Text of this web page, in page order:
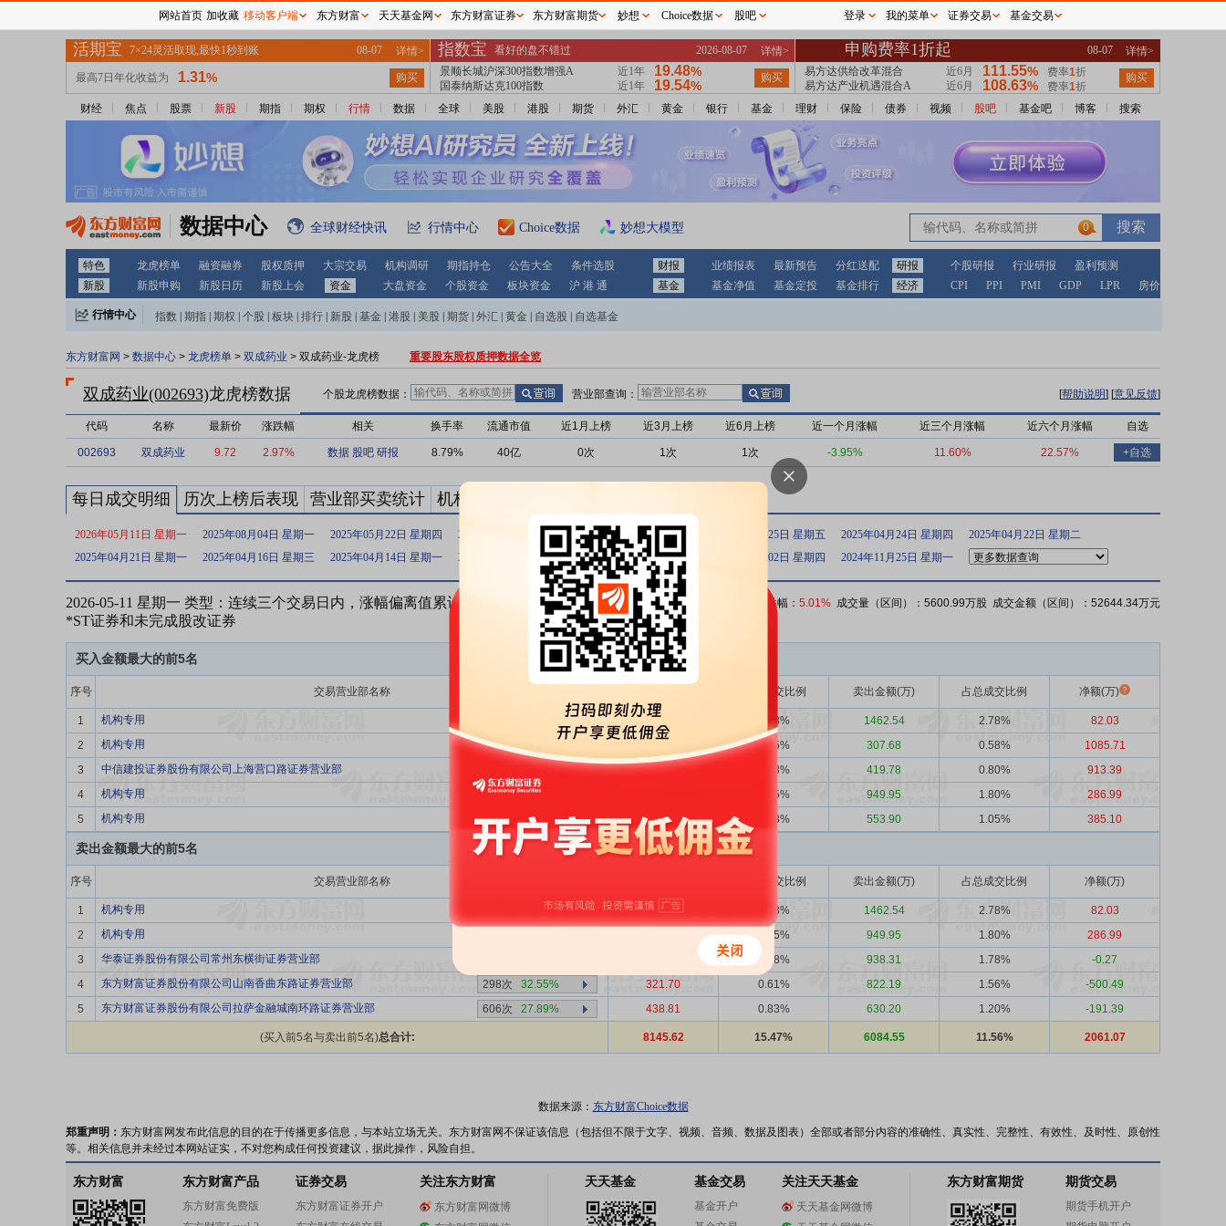
财经 焦点 股票 新股 期指 期权 行情 数据 全球 美股 港股 期货 外汇 黄金 银行 基金 理财 保险 债券 视频 股吧 基金吧 博客 搜索
数据中心 全球财经快讯 行情中心 Choice数据 妙想大模型 0
特色 龙虎榜单 融资融券 股权质押 大宗交易 机构调研 期指持仓 公告大全 条件选股 财报 业绩报表 最新预告 分红送配 研报 个股研报 行业研报
盈利预测
新股
新股申购 新股日历 新股上会 资金 大盘资金 个股资金 板块资金 沪 港 通 基金 基金净值 基金定投 基金排行 经济 CPI PPI PMI GDP LPR 房价
行情中心 指数 期指 期权 个股 板块 排行 新股 基金 港股 美股 期货 外汇 黄金 自选股 自选基金
东方财富网 > 数据中心 > 龙虎榜单 > 双成药业 > 双成药业-龙虎榜 重要股东股权质押数据全览
双成药业(002693)龙虎榜数据 个股龙虎榜数据： 营业部查询： [帮助说明] [意见反馈]
代码 名称 最新价 涨跌幅 相关 换手率 流通市值 近1月上榜 近3月上榜 近6月上榜 近一个月涨幅 近三个月涨幅 近六个月涨幅 自选
002693 双成药业 9.72 2.97% 数据 股吧 研报 8.79% 40亿 0次 1次 1次 -3.95% 11.60% 22.57% +自选
每日成交明细 历次上榜后表现 营业部买卖统计 机构买卖统计
2026年05月11日 星期一 2025年08月04日 星期一 2025年05月22日 星期四 2025年05月19日 星期一 2025年05月06日 星期二 2025年04月25日 星期五 2025年04月24日 星期四
2025年04月22日 星期二
2025年04月21日 星期一
2025年04月16日 星期三 2025年04月14日 星期一 2025年03月12日 星期三 2025年03月11日 星期二 2025年01月02日 星期四 2024年11月25日 星期一
2026-05-11 星期一 类型：连续三个交易日内，涨幅偏离值累计达到12%的ST证券、
*ST证券和未完成股改证券
收盘价： 元 涨跌幅： 5.01% 成交量（区间）：5600.99万股 成交金额（区间）：52644.34万元
买入金额最大的前5名
序号 交易营业部名称 占总成交比例 卖出金额(万) 占总成交比例 净额(万)
1 机构专用 1544.57 2.93% 1462.54 2.78%
82.03
2
机构专用 2707次 2.65% 307.68 0.58%
1085.71
3
中信建投证券股份有限公司上海营口路证券营业部 39.06% 1333.17 2.53% 419.78 0.80%
913.39
4
机构专用 2707次39.71% 2.35% 949.95 1.80%
286.99
5
机构专用 2707次39.71% 939.00 1.78% 553.90 1.05% 385.10
卖出金额最大的前5名
序号 交易营业部名称 占总成交比例 卖出金额(万) 占总成交比例 净额(万)
1 机构专用 39.71% 1544.57 2.93% 1462.54 2.78%
82.03
2
机构专用 2.35% 949.95 1.80%
286.99
3
华泰证券股份有限公司常州东横街证券营业部 1.78% 938.31 1.78%
-0.27
4
东方财富证券股份有限公司山南香曲东路证券营业部 298次 32.55% 321.70 0.61% 822.19 1.56%
-500.49
5
东方财富证券股份有限公司拉萨金融城南环路证券营业部 606次 27.89% 438.81 0.83% 630.20 1.20% -191.39
(买入前5名与卖出前5名)总合计: 8145.62 15.47% 6084.55 11.56% 2061.07
数据来源： 东方财富Choice数据
郑重声明： 东方财富网发布此信息的目的在于传播更多信息，与本站立场无关。东方财富网不保证该信息（包括但不限于文字、视频、音频、数据及图表）全部或者部分内容的准确性、真实性、完整性、有效性、及时性、原创性
等。相关信息并未经过本网站证实，不对您构成任何投资建议，据此操作，风险自担。
网站首页 加收藏 移动客户端 东方财富 天天基金网 东方财富证券 东方财富期货 妙想 Choice数据 股吧 登录 我的菜单 证券交易 基金交易